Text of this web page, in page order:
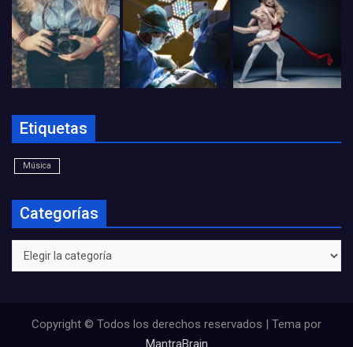
Etiquetas
Música
Categorías
Categorías
Copyright © Todos los derechos reservados | Tema por
MantraBrain